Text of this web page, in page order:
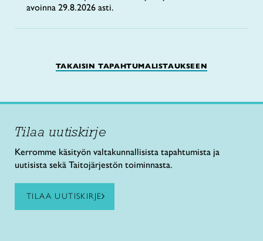
avoinna 29.8.2026 asti.
TAKAISIN TAPAHTUMALISTAUKSEEN
Tilaa uutiskirje
Kerromme käsityön valtakunnallisista tapahtumista ja
uutisista sekä Taitojärjestön toiminnasta.
TILAA UUTISKIRJE